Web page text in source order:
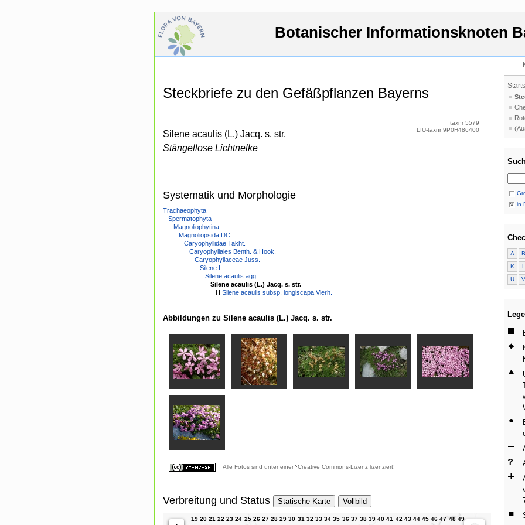
Botanischer Informationsknoten
Steckbriefe zu den Gefäßpflanzen Bayerns
Silene acaulis (L.) Jacq. s. str.
Stängellose Lichtnelke
taxnr 5579
LfU-taxnr 9P0H486400
Systematik und Morphologie
Trachaeophyta
Spermatophyta
Magnoliophytina
Magnoliopsida DC.
Caryophyllidae Takht.
Caryophyllales Benth. & Hook.
Caryophyllaceae Juss.
Silene L.
Silene acaulis agg.
Silene acaulis (L.) Jacq. s. str.
H Silene acaulis subsp. longiscapa Vierh.
Abbildungen zu Silene acaulis (L.) Jacq. s. str.
Alle Fotos sind unter einer Creative Commons-Lizenz lizenziert!
Verbreitung und Status Statische Karte Vollbild
in
A
B
K
L
U
V